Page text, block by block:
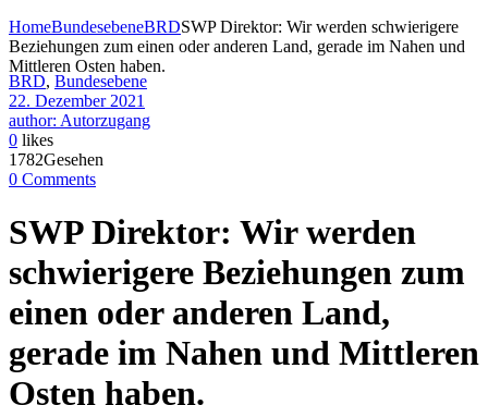
HomeBundesebeneBRDSWP Direktor: Wir werden schwierigere
Beziehungen zum einen oder anderen Land, gerade im Nahen und
Mittleren Osten haben.
BRD, Bundesebene
22. Dezember 2021
author: Autorzugang
0 likes
1782Gesehen
0 Comments
SWP Direktor: Wir werden
schwierigere Beziehungen zum
einen oder anderen Land,
gerade im Nahen und Mittleren
Osten haben.